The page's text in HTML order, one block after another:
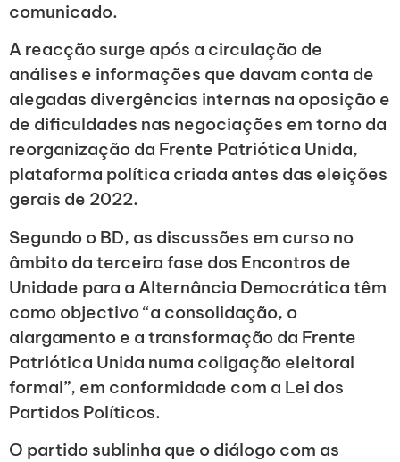
comunicado.
A reacção surge após a circulação de
análises e informações que davam conta de
alegadas divergências internas na oposição e
de dificuldades nas negociações em torno da
reorganização da Frente Patriótica Unida,
plataforma política criada antes das eleições
gerais de 2022.
Segundo o BD, as discussões em curso no
âmbito da terceira fase dos Encontros de
Unidade para a Alternância Democrática têm
como objectivo “a consolidação, o
alargamento e a transformação da Frente
Patriótica Unida numa coligação eleitoral
formal”, em conformidade com a Lei dos
Partidos Políticos.
O partido sublinha que o diálogo com as